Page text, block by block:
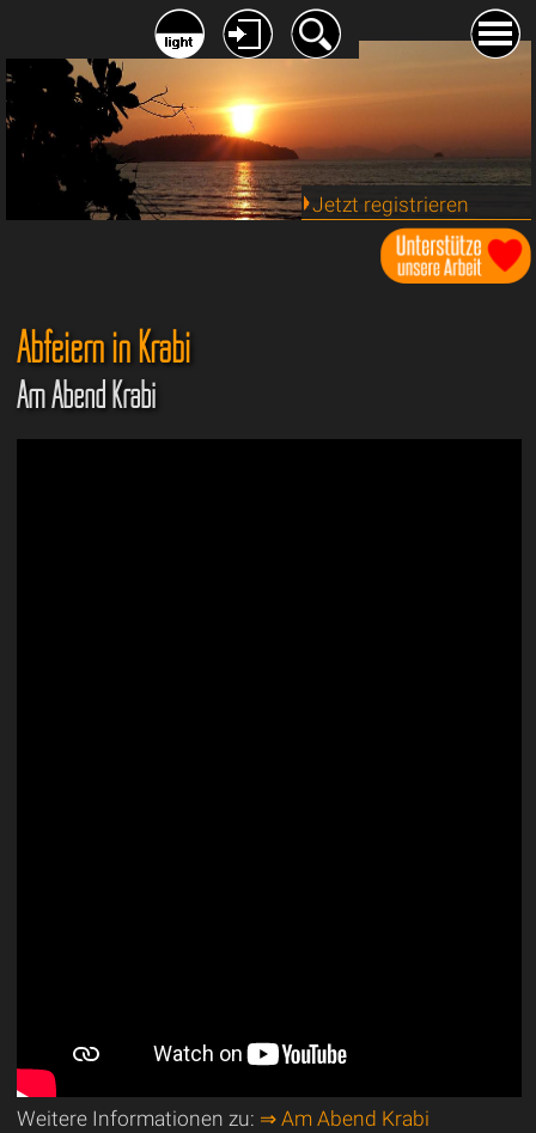
Jetzt registrieren
Abfeiern in Krabi
Am Abend Krabi
Weitere Informationen zu: ⇒ Am Abend Krabi